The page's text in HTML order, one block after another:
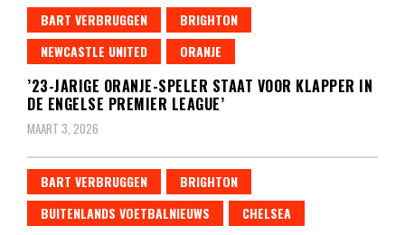
BART VERBRUGGEN
BRIGHTON
NEWCASTLE UNITED
ORANJE
’23-JARIGE ORANJE-SPELER STAAT VOOR KLAPPER IN
DE ENGELSE PREMIER LEAGUE’
MAART 3, 2026
BART VERBRUGGEN
BRIGHTON
BUITENLANDS VOETBALNIEUWS
CHELSEA